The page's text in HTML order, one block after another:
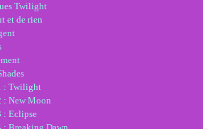
Twilight
et de rien
: Twilight
: New Moon
: Eclipse